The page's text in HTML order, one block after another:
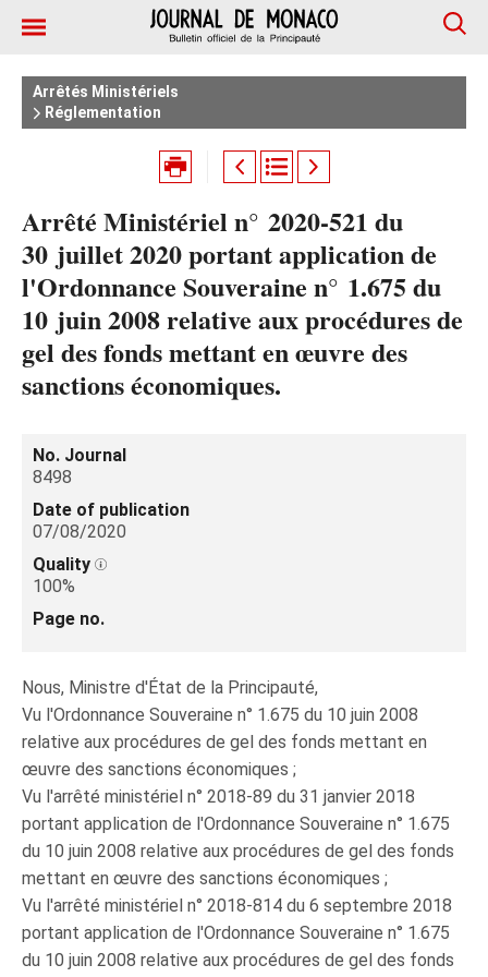
Arrêtés Ministériels
Réglementation
Arrêté Ministériel n° 2020-521 du
30 juillet 2020 portant application de
l'Ordonnance Souveraine n° 1.675 du
10 juin 2008 relative aux procédures de
gel des fonds mettant en œuvre des
sanctions économiques.
No. Journal
8498
Date of publication
07/08/2020
Quality
100%
Page no.
Nous, Ministre d'État de la Principauté,
Vu l'Ordonnance Souveraine n° 1.675 du 10 juin 2008
relative aux procédures de gel des fonds mettant en
œuvre des sanctions économiques ;
Vu l'arrêté ministériel n° 2018-89 du 31 janvier 2018
portant application de l'Ordonnance Souveraine n° 1.675
du 10 juin 2008 relative aux procédures de gel des fonds
mettant en œuvre des sanctions économiques ;
Vu l'arrêté ministériel n° 2018-814 du 6 septembre 2018
portant application de l'Ordonnance Souveraine n° 1.675
du 10 juin 2008 relative aux procédures de gel des fonds